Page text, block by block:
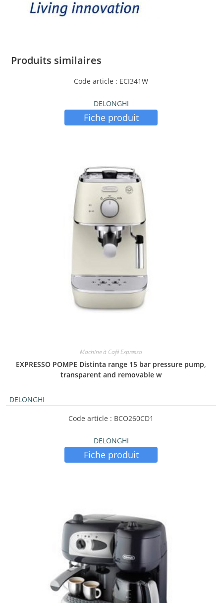
Produits similaires
Code article : ECI341W
DELONGHI
Fiche produit
Machine à Café Expresso
EXPRESSO POMPE Distinta range 15 bar pressure pump,
transparent and removable w
DELONGHI
Code article : BCO260CD1
DELONGHI
Fiche produit